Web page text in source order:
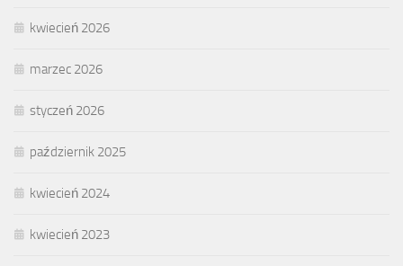
kwiecień 2026
marzec 2026
styczeń 2026
październik 2025
kwiecień 2024
kwiecień 2023